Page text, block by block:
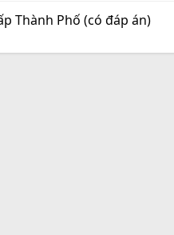
Thành Phố (có đáp án)